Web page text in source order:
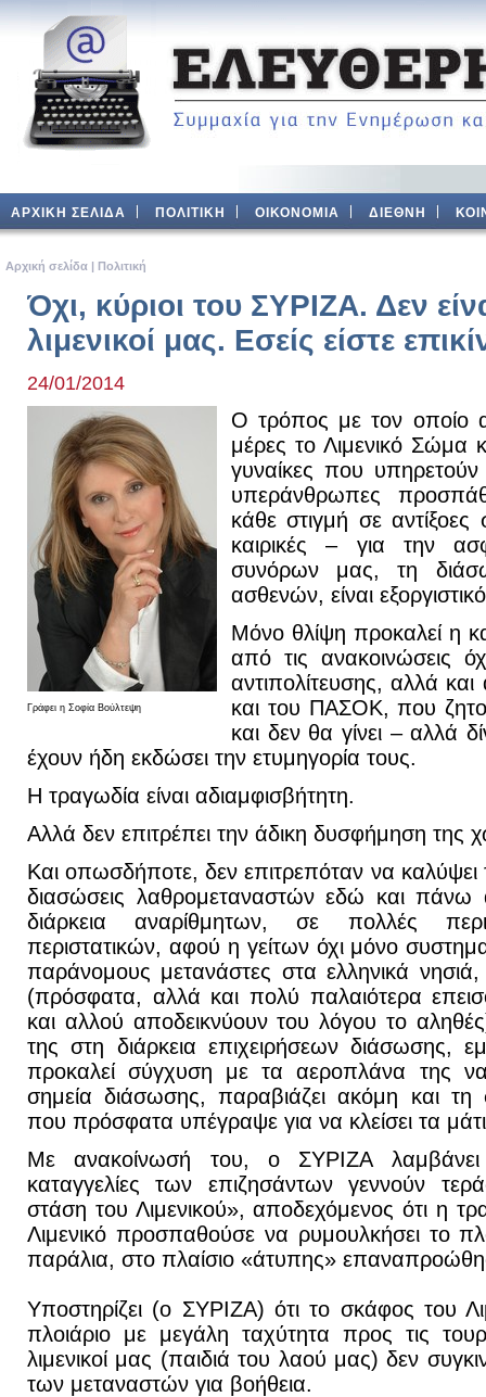
ΑΡΧΙΚΗ ΣΕΛΙΔΑ ΠΟΛΙΤΙΚΗ ΟΙΚΟΝΟΜΙΑ ΔΙΕΘΝΗ
Aρχική σελίδα | Πολιτική
Όχι, κύριοι του ΣΥΡΙΖΑ. Δεν
λιμενικοί μας. Εσείς είστε
24/01/2014
Γράφει η Σοφία Βούλτεψη
Ο τρόπος με τον οποίο
μέρες το Λιμενικό Σώμα
γυναίκες που
υπεράνθρωπες
κάθε στιγμή σε
καιρικές – για την
συνόρων μας, τη
ασθενών, είναι
Μόνο θλίψη προκαλεί η
από τις ανακοινώσεις
αντιπολίτευσης, αλλά
και του ΠΑΣΟΚ, που
και δεν θα γίνει – αλλά
έχουν ήδη εκδώσει την ετυμηγορία τους.
Η τραγωδία είναι αδιαμφισβήτητη.
Αλλά δεν επιτρέπει την άδικη δυσφήμηση της
Και οπωσδήποτε, δεν επιτρεπόταν να καλύψει
διασώσεις λαθρομεταναστών εδώ και πάνω
διάρκεια αναρίθμητων, σε πολλές
περιστατικών, αφού η γείτων όχι μόνο
παράνομους μετανάστες στα ελληνικά νησιά,
(πρόσφατα, αλλά και πολύ παλαιότερα
και αλλού αποδεικνύουν του λόγου το
της στη διάρκεια επιχειρήσεων διάσωσης,
προκαλεί σύγχυση με τα αεροπλάνα της
σημεία διάσωσης, παραβιάζει ακόμη και τη
που πρόσφατα υπέγραψε για να κλείσει τα
Με ανακοίνωσή του, ο ΣΥΡΙΖΑ
καταγγελίες των επιζησάντων γεννούν
στάση του Λιμενικού», αποδεχόμενος ότι η
Λιμενικό προσπαθούσε να ρυμουλκήσει το
παράλια, στο πλαίσιο «άτυπης»
Υποστηρίζει (ο ΣΥΡΙΖΑ) ότι το σκάφος του
πλοιάριο με μεγάλη ταχύτητα προς τις
λιμενικοί μας (παιδιά του λαού μας) δεν
των μεταναστών για βοήθεια.